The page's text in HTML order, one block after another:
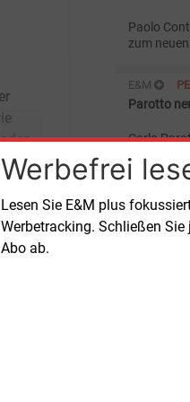
Werbefrei
Lesen Sie E&M plus
Werbetracking. Schließen
Abo ab.
Paolo
zum
Sitz in
E&M
Parotto
Carlo
E&M